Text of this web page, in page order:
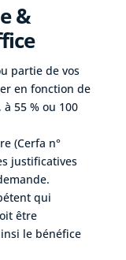
&
partie de vos
en fonction de
55 % ou 100
(Cerfa n°
justificatives
qui
être
le bénéfice